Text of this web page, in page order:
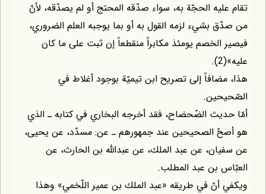
تقام عليه الحجّة به، سواء صدّقه المحتج أو لم يصدّقه، لأنّ
من صدّق بشيء لزمه القول به أو بما يوجبه العلم الضروري،
فيصير الخصم يومئذ مكابراً منقطعاً إن ثبت على ما كان
عليه»(2).
هذا، مضافاً إلى تصريح ابن تيميّة بوجود أغلاط في
الصّحيحين.
أمّا حديث الضّحضاح، فقد أخرجه البخاري في كتابه ـ الذي
هو أصحّ الصحيحين عند جمهورهم ـ عن: مسدّد، عن يحيى،
عن سفيان، عن عبد الملك، عن عبدالله بن الحارث، عن
العبّاس بن عبد المطلب.
ويكفي أنّ في طريقه «عبد الملك بن عمير اللّخمي» وهذا